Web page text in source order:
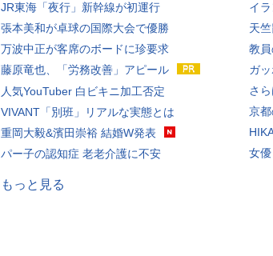
JR東海「夜行」新幹線が初運行
張本美和が卓球の国際大会で優勝
万波中正が客席のボードに珍要求
藤原竜也、「労務改善」アピール
人気YouTuber 白ビキニ加工否定
VIVANT「別班」リアルな実態とは
重岡大毅&濱田崇裕 結婚W発表
パー子の認知症 老老介護に不安
イ
天
教
ガ
さ
京
女
もっと見る